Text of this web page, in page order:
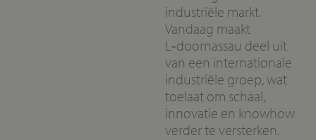
industriële markt.
Vandaag maakt
L‑doornassau deel uit
van een internationale
industriële groep, wat
toelaat om schaal,
innovatie en knowhow
verder te versterken.